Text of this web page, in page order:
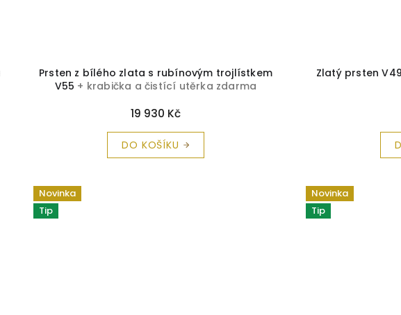
Prsten z bílého zlata s rubínovým trojlístkem
V55 + krabička a čistící utěrka zdarma
19 930 Kč
DO KOŠÍKU
Zlatý prsten V49
Novinka
Tip
Novinka
Tip